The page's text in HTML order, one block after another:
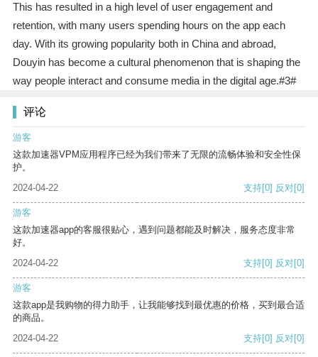
This has resulted in a high level of user engagement and
retention, with many users spending hours on the app each
day. With its growing popularity both in China and abroad,
Douyin has become a cultural phenomenon that is shaping the
way people interact and consume media in the digital age.#3#
评论
游客
这款加速器VPM应用程序已经为我们带来了无限的流畅体验和安全性保
护。
2024-04-22
支持[0] 反对[0]
游客
这款加速器app的客服很贴心，遇到问题都能及时解决，服务态度非常
好。
2024-04-22
支持[0] 反对[0]
游客
这款app是我购物的得力助手，让我能够找到最优惠的价格，买到最合适
的商品。
2024-04-22
支持[0] 反对[0]